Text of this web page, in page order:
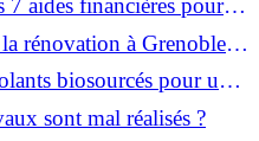
aides financières pour la
Voiron ?
rénovation à Grenoble et
CEE, aides locales
biosourcés pour une
sont mal réalisés ?